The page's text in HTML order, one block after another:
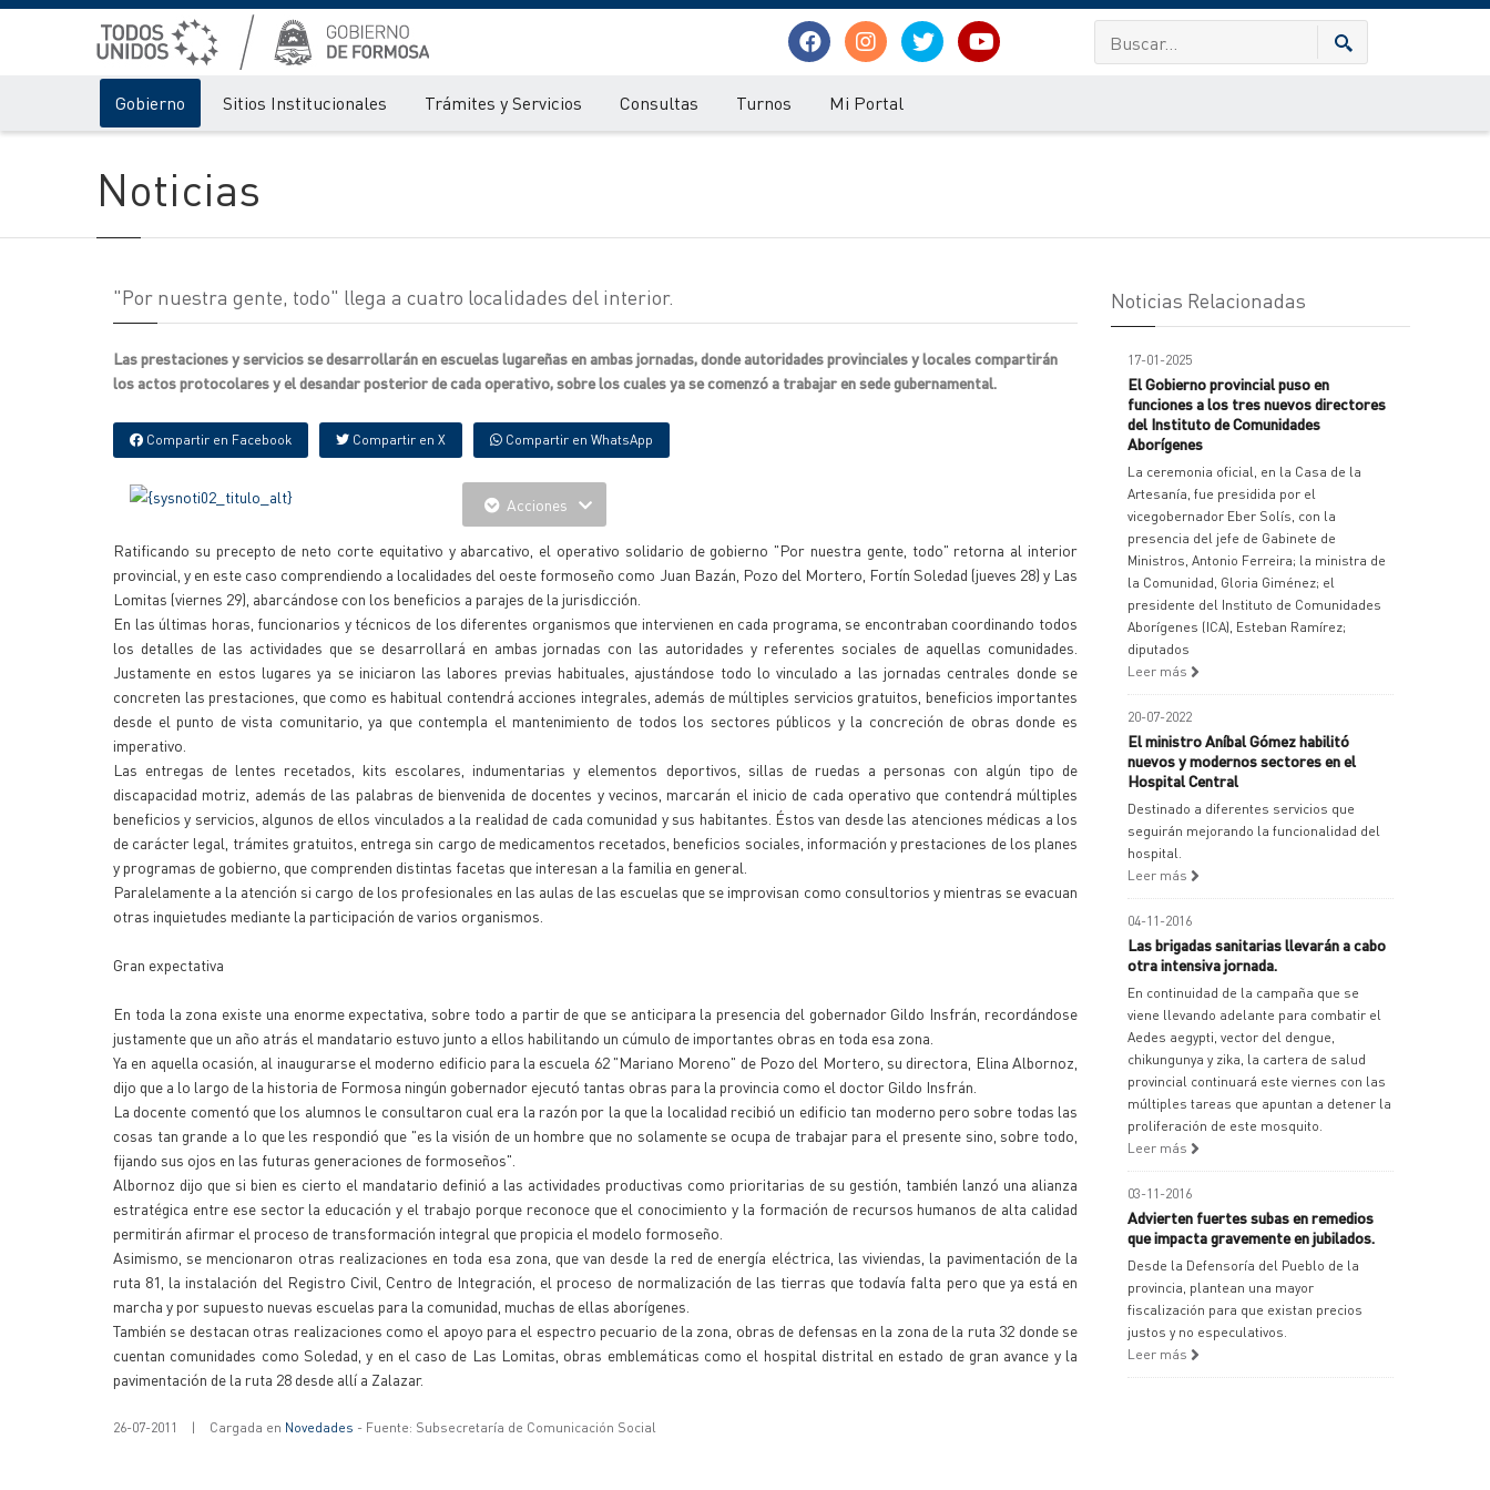
Gobierno Sitios Institucionales Trámites y Servicios Consultas Turnos Mi Portal
Noticias
"Por nuestra gente, todo" llega a cuatro localidades del interior.
Las prestaciones y servicios se desarrollarán en escuelas lugareñas en ambas jornadas, donde autoridades provinciales y locales compartirán
los actos protocolares y el desandar posterior de cada operativo, sobre los cuales ya se comenzó a trabajar en sede gubernamental.
Compartir en Facebook Compartir en X Compartir en WhatsApp
Acciones
Ratificando su precepto de neto corte equitativo y abarcativo, el operativo solidario de gobierno "Por nuestra gente, todo" retorna al interior
provincial, y en este caso comprendiendo a localidades del oeste formoseño como Juan Bazán, Pozo del Mortero, Fortín Soledad (jueves 28) y Las
Lomitas (viernes 29), abarcándose con los beneficios a parajes de la jurisdicción.
En las últimas horas, funcionarios y técnicos de los diferentes organismos que intervienen en cada programa, se encontraban coordinando todos
los detalles de las actividades que se desarrollará en ambas jornadas con las autoridades y referentes sociales de aquellas comunidades.
Justamente en estos lugares ya se iniciaron las labores previas habituales, ajustándose todo lo vinculado a las jornadas centrales donde se
concreten las prestaciones, que como es habitual contendrá acciones integrales, además de múltiples servicios gratuitos, beneficios importantes
desde el punto de vista comunitario, ya que contempla el mantenimiento de todos los sectores públicos y la concreción de obras donde es
imperativo.
Las entregas de lentes recetados, kits escolares, indumentarias y elementos deportivos, sillas de ruedas a personas con algún tipo de
discapacidad motriz, además de las palabras de bienvenida de docentes y vecinos, marcarán el inicio de cada operativo que contendrá múltiples
beneficios y servicios, algunos de ellos vinculados a la realidad de cada comunidad y sus habitantes. Éstos van desde las atenciones médicas a los
de carácter legal, trámites gratuitos, entrega sin cargo de medicamentos recetados, beneficios sociales, información y prestaciones de los planes
y programas de gobierno, que comprenden distintas facetas que interesan a la familia en general.
Paralelamente a la atención si cargo de los profesionales en las aulas de las escuelas que se improvisan como consultorios y mientras se evacuan
otras inquietudes mediante la participación de varios organismos.
Gran expectativa
En toda la zona existe una enorme expectativa, sobre todo a partir de que se anticipara la presencia del gobernador Gildo Insfrán, recordándose
justamente que un año atrás el mandatario estuvo junto a ellos habilitando un cúmulo de importantes obras en toda esa zona.
Ya en aquella ocasión, al inaugurarse el moderno edificio para la escuela 62 "Mariano Moreno" de Pozo del Mortero, su directora, Elina Albornoz,
dijo que a lo largo de la historia de Formosa ningún gobernador ejecutó tantas obras para la provincia como el doctor Gildo Insfrán.
La docente comentó que los alumnos le consultaron cual era la razón por la que la localidad recibió un edificio tan moderno pero sobre todas las
cosas tan grande a lo que les respondió que "es la visión de un hombre que no solamente se ocupa de trabajar para el presente sino, sobre todo,
fijando sus ojos en las futuras generaciones de formoseños".
Albornoz dijo que si bien es cierto el mandatario definió a las actividades productivas como prioritarias de su gestión, también lanzó una alianza
estratégica entre ese sector la educación y el trabajo porque reconoce que el conocimiento y la formación de recursos humanos de alta calidad
permitirán afirmar el proceso de transformación integral que propicia el modelo formoseño.
Asimismo, se mencionaron otras realizaciones en toda esa zona, que van desde la red de energía eléctrica, las viviendas, la pavimentación de la
ruta 81, la instalación del Registro Civil, Centro de Integración, el proceso de normalización de las tierras que todavía falta pero que ya está en
marcha y por supuesto nuevas escuelas para la comunidad, muchas de ellas aborígenes.
También se destacan otras realizaciones como el apoyo para el espectro pecuario de la zona, obras de defensas en la zona de la ruta 32 donde se
cuentan comunidades como Soledad, y en el caso de Las Lomitas, obras emblemáticas como el hospital distrital en estado de gran avance y la
pavimentación de la ruta 28 desde allí a Zalazar.
26-07-2011 | Cargada en Novedades - Fuente: Subsecretaría de Comunicación Social
Noticias Relacionadas
17-01-2025
El Gobierno provincial puso en
funciones a los tres nuevos directores
del Instituto de Comunidades
Aborígenes
La ceremonia oficial, en la Casa de la
Artesanía, fue presidida por el
vicegobernador Eber Solís, con la
presencia del jefe de Gabinete de
Ministros, Antonio Ferreira; la ministra de
la Comunidad, Gloria Giménez; el
presidente del Instituto de Comunidades
Aborígenes (ICA), Esteban Ramírez;
diputados
Leer más
20-07-2022
El ministro Aníbal Gómez habilitó
nuevos y modernos sectores en el
Hospital Central
Destinado a diferentes servicios que
seguirán mejorando la funcionalidad del
hospital.
Leer más
04-11-2016
Las brigadas sanitarias llevarán a cabo
otra intensiva jornada.
En continuidad de la campaña que se
viene llevando adelante para combatir el
Aedes aegypti, vector del dengue,
chikungunya y zika, la cartera de salud
provincial continuará este viernes con las
múltiples tareas que apuntan a detener la
proliferación de este mosquito.
Leer más
03-11-2016
Advierten fuertes subas en remedios
que impacta gravemente en jubilados.
Desde la Defensoría del Pueblo de la
provincia, plantean una mayor
fiscalización para que existan precios
justos y no especulativos.
Leer más